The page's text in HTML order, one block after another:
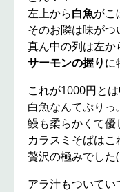
左上から白魚がこ
そのお隣は味がつ
真ん中の列は左か
サーモンの握りに
これが1000円と
白魚なんてぷりっ
鰻も柔らかくて優
カラスミそばは
贅沢の極みでした
アラ汁もついてい